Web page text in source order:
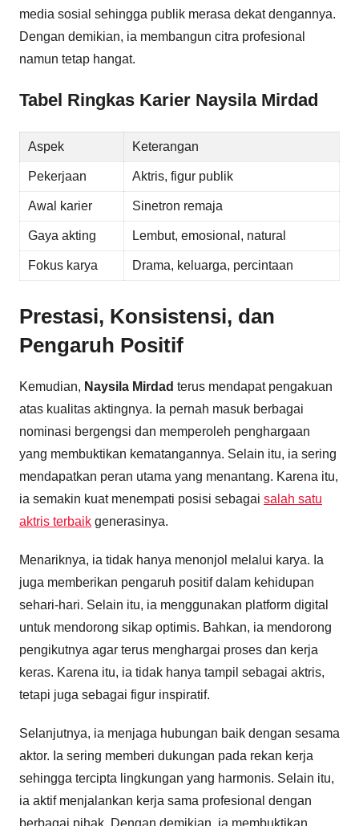
media sosial sehingga publik merasa dekat dengannya.
Dengan demikian, ia membangun citra profesional
namun tetap hangat.
Tabel Ringkas Karier Naysila Mirdad
Aspek Keterangan
Pekerjaan Aktris, figur publik
Awal karier Sinetron remaja
Gaya akting Lembut, emosional, natural
Fokus karya Drama, keluarga, percintaan
Prestasi, Konsistensi, dan
Pengaruh Positif
Kemudian, Naysila Mirdad terus mendapat pengakuan
atas kualitas aktingnya. Ia pernah masuk berbagai
nominasi bergengsi dan memperoleh penghargaan
yang membuktikan kematangannya. Selain itu, ia sering
mendapatkan peran utama yang menantang. Karena itu,
ia semakin kuat menempati posisi sebagai salah satu
aktris terbaik generasinya.
Menariknya, ia tidak hanya menonjol melalui karya. Ia
juga memberikan pengaruh positif dalam kehidupan
sehari-hari. Selain itu, ia menggunakan platform digital
untuk mendorong sikap optimis. Bahkan, ia mendorong
pengikutnya agar terus menghargai proses dan kerja
keras. Karena itu, ia tidak hanya tampil sebagai aktris,
tetapi juga sebagai figur inspiratif.
Selanjutnya, ia menjaga hubungan baik dengan sesama
aktor. Ia sering memberi dukungan pada rekan kerja
sehingga tercipta lingkungan yang harmonis. Selain itu,
ia aktif menjalankan kerja sama profesional dengan
berbagai pihak. Dengan demikian, ia membuktikan